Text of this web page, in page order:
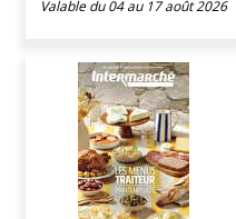
Valable du 04 au 17 août 2026